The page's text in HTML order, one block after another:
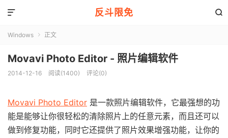
反斗限免 

Windows  正文
Movavi Photo Editor - 照片编辑软件
2014-12-16 阅读(1400) 评论(0)
Movavi Photo Editor 是一款照片编辑软件，它最强想的功
能是能够让你很轻松的清除照片上的任意元素，而且还可以
做到修复功能，同时它还提供了照片效果增强功能，让你的